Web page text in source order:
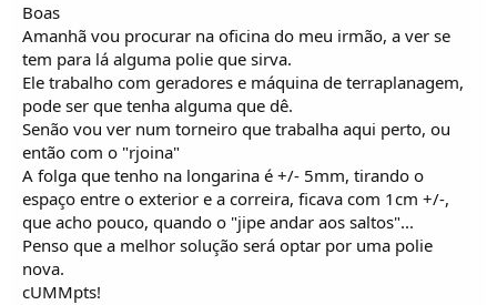
Boas
Amanhã vou procurar na oficina do meu irmão, a ver se
tem para lá alguma polie que sirva.
Ele trabalho com geradores e máquina de terraplanagem,
pode ser que tenha alguma que dê.
Senão vou ver num torneiro que trabalha aqui perto, ou
então com o "rjoina"
A folga que tenho na longarina é +/- 5mm, tirando o
espaço entre o exterior e a correira, ficava com 1cm +/-,
que acho pouco, quando o "jipe andar aos saltos"...
Penso que a melhor solução será optar por uma polie
nova.
cUMMpts!